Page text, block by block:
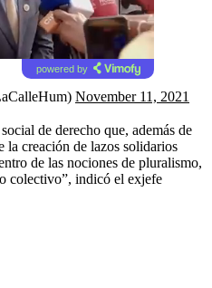
powered by
November 11, 2021
de derecho que, además de
la creación de lazos solidarios
de las nociones de pluralismo,
colectivo”, indicó el exjefe